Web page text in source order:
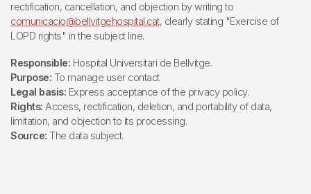
rectification, cancellation, and objection by writing to
comunicacio@bellvitgehospital.cat, clearly stating "Exercise of
LOPD rights" in the subject line.
Responsible: Hospital Universitari de Bellvitge.
Purpose: To manage user contact
Legal basis: Express acceptance of the privacy policy.
Rights: Access, rectification, deletion, and portability of data,
limitation, and objection to its processing.
Source: The data subject.